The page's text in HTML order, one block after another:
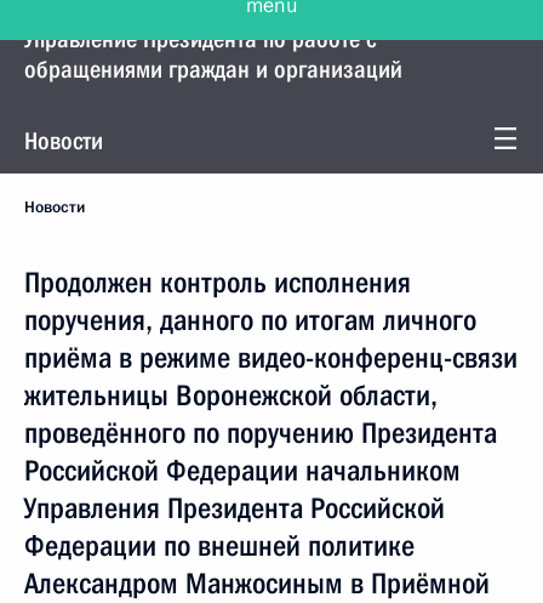
Управление Президента по работе с
обращениями граждан и организаций
Новости
Новости
Продолжен контроль исполнения
поручения, данного по итогам личного
приёма в режиме видео-конференц-связи
жительницы Воронежской области,
проведённого по поручению Президента
Российской Федерации начальником
Управления Президента Российской
Федерации по внешней политике
Александром Манжосиным в Приёмной